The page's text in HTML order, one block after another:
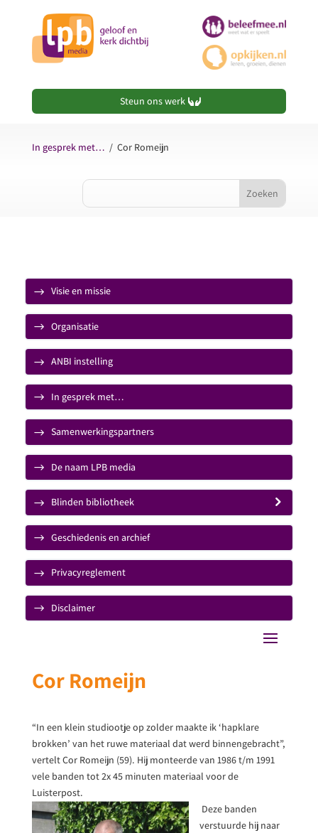
Steun ons werk
In gesprek met… / Cor Romeijn
Visie en missie
Organisatie
ANBI instelling
In gesprek met…
Samenwerkingspartners
De naam LPB media
Blinden bibliotheek
Geschiedenis en archief
Privacyreglement
Disclaimer
Cor Romeijn
“In een klein studiootje op zolder maakte ik ‘hapklare
brokken’ van het ruwe materiaal dat werd binnengebracht”,
vertelt Cor Romeijn (59). Hij monteerde van 1986 t/m 1991
vele banden tot 2x 45 minuten materiaal voor de
Luisterpost.
Deze banden
verstuurde hij naar